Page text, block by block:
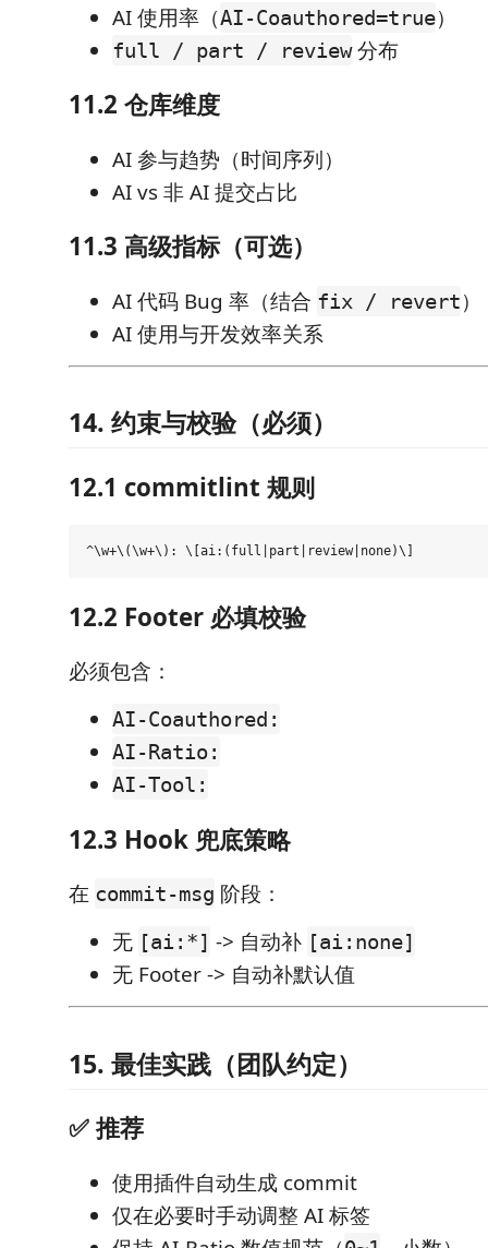
AI 使用率（AI-Coauthored=true）
full / part / review分布
11.2 仓库维度
AI 参与趋势（时间序列）
AI vs 非 AI 提交占比
11.3 高级指标（可选）
AI 代码 Bug 率（结合 fix / revert）
AI 使用与开发效率关系
14. 约束与校验（必须）
12.1 commitlint 规则
12.2 Footer 必填校验
必须包含：
AI-Coauthored:
AI-Ratio:
AI-Tool:
12.3 Hook 兜底策略
在 commit-msg 阶段：
无 [ai:*] -> 自动补 [ai:none]
无 Footer -> 自动补默认值
15. 最佳实践（团队约定）
✅ 推荐
使用插件自动生成 commit
仅在必要时手动调整 AI 标签